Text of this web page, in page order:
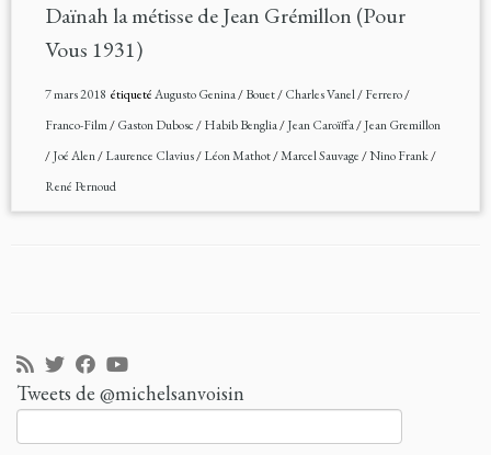
Daïnah la métisse de Jean Grémillon (Pour
Vous 1931)
7 mars 2018 étiquetéAugusto Genina/Bouet/Charles Vanel/Ferrero/
Franco-Film/Gaston Dubosc/Habib Benglia/Jean Caroïffa/Jean Gremillon
/Joé Alen/Laurence Clavius/Léon Mathot/Marcel Sauvage/Nino Frank/
René Pernoud
Tweets de @michelsanvoisin